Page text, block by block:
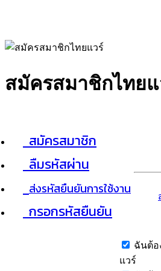
สมัครสมาชิกไทย
สมัครสมาชิก
ลืมรหัสผ่าน
ส่งรหัสยืนยันการใช้งาน
กรอกรหัสยืนยัน
ฉันต้อ
แวร์